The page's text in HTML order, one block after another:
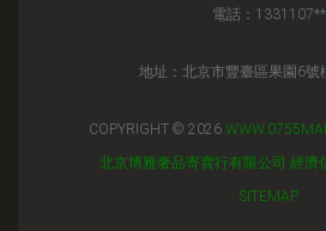
電話：1331107**
地址：北京市豐臺區果園6號
COPYRIGHT © 2026
北京博雅奢品寄賣行有限公司 經濟
SITEMAP